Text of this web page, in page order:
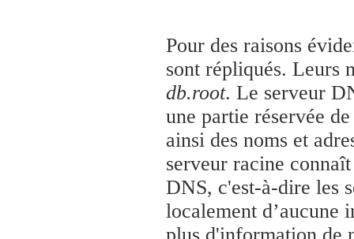
Pour des raisons
sont répliqués. Leurs
db.root. Le serveur
une partie réservée
ainsi des noms et
serveur racine
DNS, c'est-à-dire les
localement d’aucune